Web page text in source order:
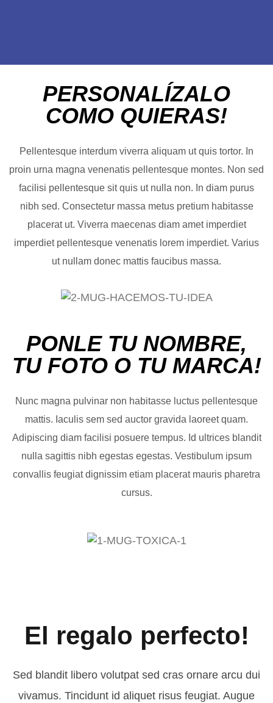
PERSONALÍZALO
COMO QUIERAS!
Pellentesque interdum viverra aliquam ut quis tortor. In
proin urna magna venenatis pellentesque montes. Non sed
facilisi pellentesque sit quis ut nulla non. In diam purus
nibh sed. Consectetur massa metus pretium habitasse
placerat ut. Viverra maecenas diam amet imperdiet
imperdiet pellentesque venenatis lorem imperdiet. Varius
ut nullam donec mattis faucibus massa.
PONLE TU NOMBRE,
TU FOTO O TU MARCA!
Nunc magna pulvinar non habitasse luctus pellentesque
mattis. Iaculis sem sed auctor gravida laoreet quam.
Adipiscing diam facilisi posuere tempus. Id ultrices blandit
nulla sagittis nibh egestas egestas. Vestibulum ipsum
convallis feugiat dignissim etiam placerat mauris pharetra
cursus.
El regalo perfecto!
Sed blandit libero volutpat sed cras ornare arcu dui
vivamus. Tincidunt id aliquet risus feugiat. Augue